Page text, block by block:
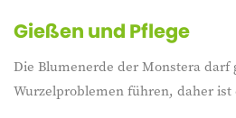
Gießen und Pflege
Die Blumenerde der Monstera darf
Wurzelproblemen führen, daher ist